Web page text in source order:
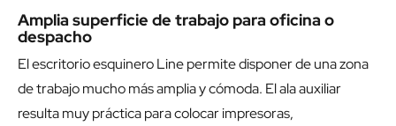
Amplia superficie de trabajo para oficina o
despacho
El escritorio esquinero Line permite disponer de una zona
de trabajo mucho más amplia y cómoda. El ala auxiliar
resulta muy práctica para colocar impresoras,